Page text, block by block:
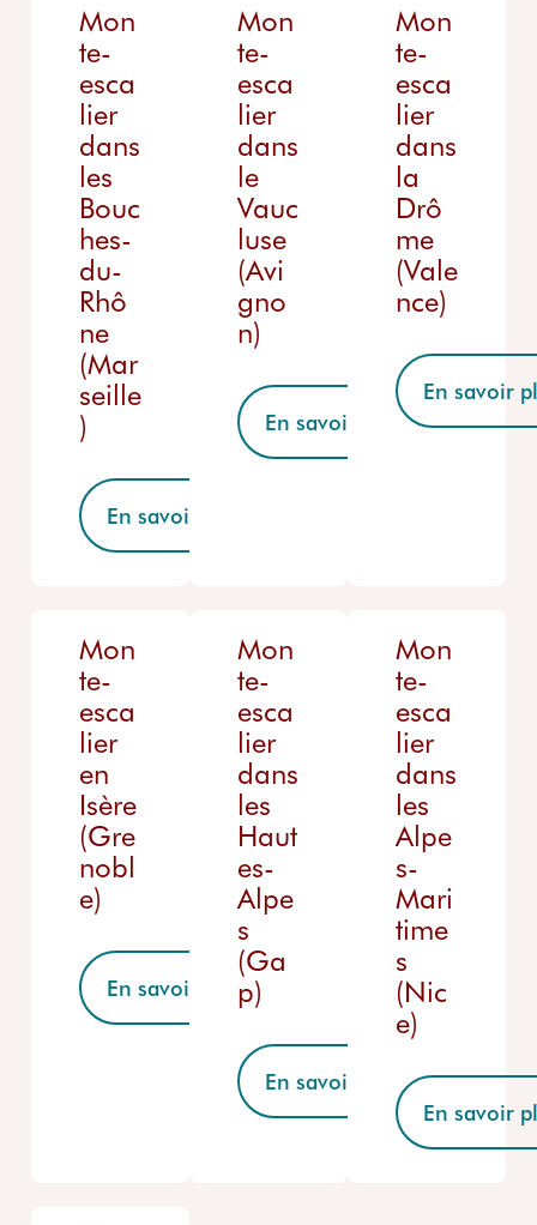
Mon
te-
esca
lier
dans
les
Bouc
hes-
du-
Rhô
ne
(Mar
seille
)
En savoir plus
Mon
te-
esca
lier
dans
le
Vauc
luse
(Avi
gno
n)
En savoir plus
Mon
te-
esca
lier
dans
la
Drô
me
(Vale
nce)
En savoir
Mon
te-
esca
lier
en
Isère
(Gre
nobl
e)
En savoir plus
Mon
te-
esca
lier
dans
les
Haut
es-
Alpe
s
(Ga
p)
En savoir plus
Mon
te-
esca
lier
dans
les
Alpe
s-
Mari
time
s
(Nic
e)
En savoir